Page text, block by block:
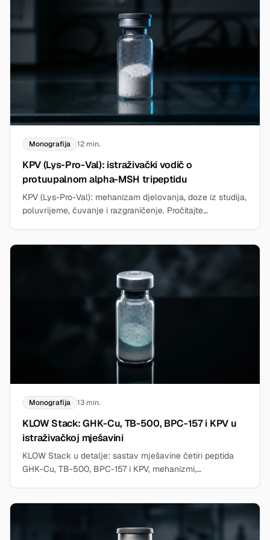
Monografija 12 min.
KPV (Lys-Pro-Val): istraživački vodič o
protuupalnom alpha-MSH tripeptidu
KPV (Lys-Pro-Val): mehanizam djelovanja, doze iz studija,
poluvrijeme, čuvanje i razgraničenje. Pročitajte
Monografija 13 min.
KLOW Stack: GHK-Cu, TB-500, BPC-157 i KPV u
istraživačkoj mješavini
KLOW Stack u detalje: sastav mješavine četiri peptida
GHK-Cu, TB-500, BPC-157 i KPV, mehanizmi,